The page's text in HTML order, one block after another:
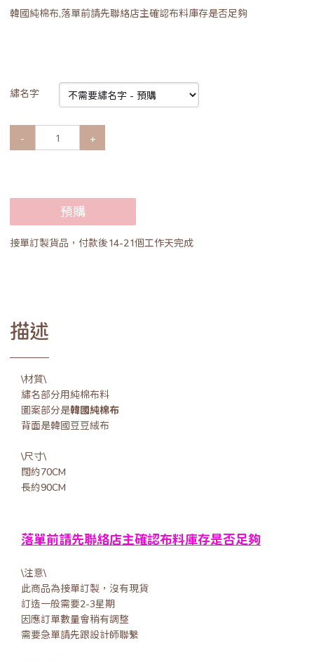
韓國純棉布,落單前請先聯絡店主確認布料庫存是否足夠
繡名字
- +
預購
接單訂製貨品，付款後14-21個工作天完成
描述
\材質\
繡名部分用純棉布料
圖案部分是韓國純棉布
背面是韓國豆豆絨布
\尺寸\
闊約70CM
長約90CM
落單前請先聯絡店主確認布料庫存是否足夠
\注意\
此商品為接單訂製，沒有現貨
訂造一般需要2-3星期
因應訂單數量會稍有調整
需要急單請先跟設計師聯繫